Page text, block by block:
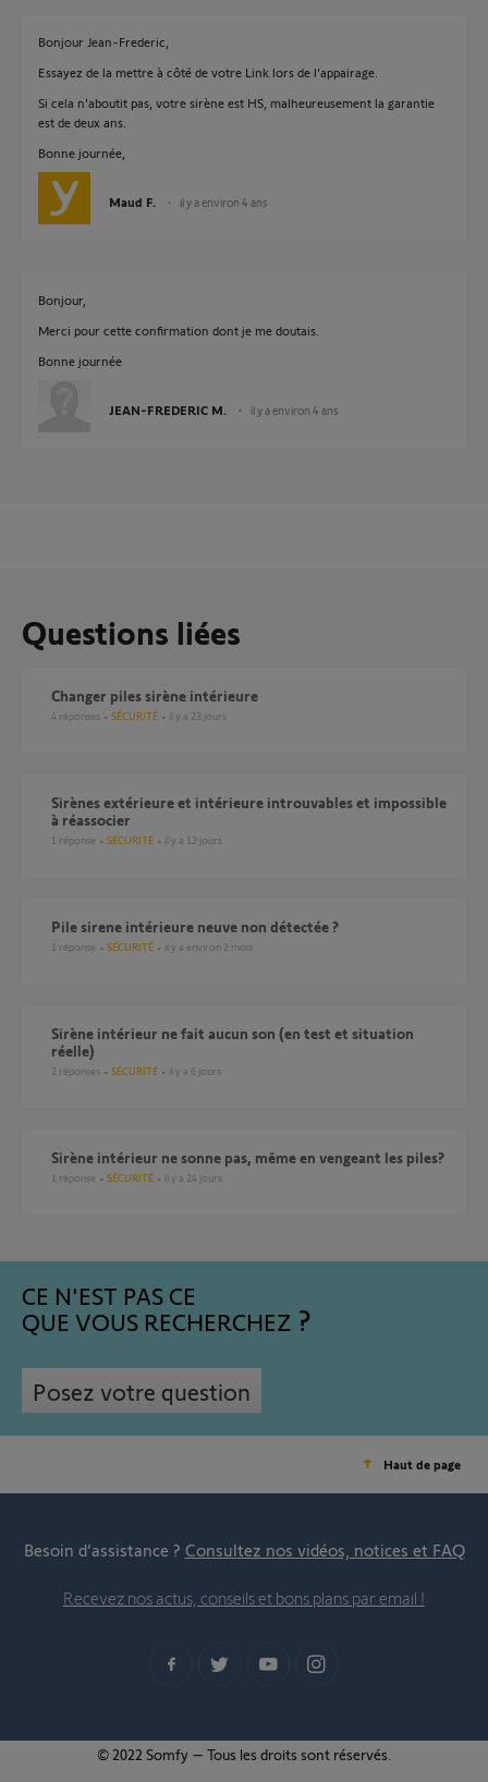
Bonjour Jean-Frederic,
Essayez de la mettre à côté de votre Link lors de l'appairage.
Si cela n'aboutit pas, votre sirène est HS, malheureusement la garantie
est de deux ans.
Bonne journée,
Maud F. il y a environ 4 ans
Bonjour,
Merci pour cette confirmation dont je me doutais.
Bonne journée
JEAN-FREDERIC M. il y a environ 4 ans
Questions liées
Changer piles sirène intérieure
4 réponses SÉCURITÉ il y a 23 jours
Sirènes extérieure et intérieure introuvables et impossible
à réassocier
1 réponse SÉCURITÉ il y a 12 jours
Pile sirene intérieure neuve non détectée ?
1 réponse SÉCURITÉ il y a environ 2 mois
Sirène intérieur ne fait aucun son (en test et situation
réelle)
2 réponses SÉCURITÉ il y a 6 jours
Sirène intérieur ne sonne pas, même en vengeant les piles?
1 réponse SÉCURITÉ il y a 24 jours
CE N'EST PAS CE
QUE VOUS RECHERCHEZ
Posez votre question
Haut de page
Besoin d’assistance ? Consultez nos vidéos, notices et FAQ
Recevez nos actus, conseils et bons plans par email !
© 2022 Somfy – Tous les droits sont réservés.